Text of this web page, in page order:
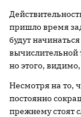
пришло время
будут
вычислительной
но этого,
Несмотря на то,
постоянно
прежнему стоят